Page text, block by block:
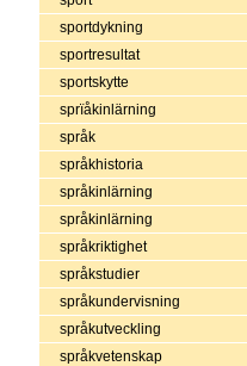
sportdykning
sportresultat
sportskytte
sprïåkinlärning
språk
språkhistoria
språkinlärning
språkinlärning
språkriktighet
språkstudier
språkundervisning
språkutveckling
språkvetenskap